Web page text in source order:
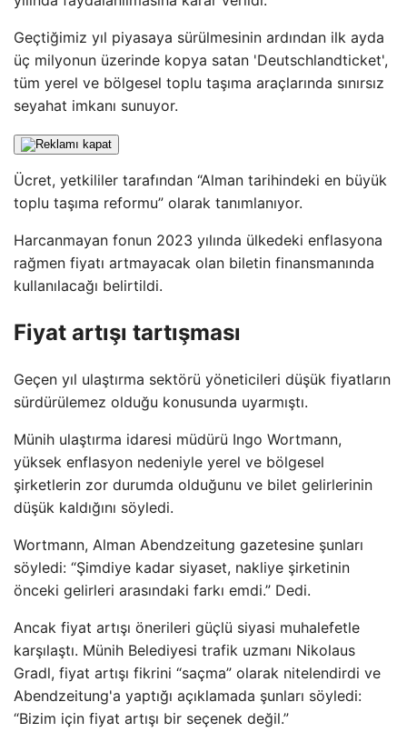
Geçtiğimiz yıl piyasaya sürülmesinin ardından ilk ayda
üç milyonun üzerinde kopya satan 'Deutschlandticket',
tüm yerel ve bölgesel toplu taşıma araçlarında sınırsız
seyahat imkanı sunuyor.
Ücret, yetkililer tarafından “Alman tarihindeki en büyük
toplu taşıma reformu” olarak tanımlanıyor.
Harcanmayan fonun 2023 yılında ülkedeki enflasyona
rağmen fiyatı artmayacak olan biletin finansmanında
kullanılacağı belirtildi.
Fiyat artışı tartışması
Geçen yıl ulaştırma sektörü yöneticileri düşük fiyatların
sürdürülemez olduğu konusunda uyarmıştı.
Münih ulaştırma idaresi müdürü Ingo Wortmann,
yüksek enflasyon nedeniyle yerel ve bölgesel
şirketlerin zor durumda olduğunu ve bilet gelirlerinin
düşük kaldığını söyledi.
Wortmann, Alman Abendzeitung gazetesine şunları
söyledi: “Şimdiye kadar siyaset, nakliye şirketinin
önceki gelirleri arasındaki farkı emdi.” Dedi.
Ancak fiyat artışı önerileri güçlü siyasi muhalefetle
karşılaştı. Münih Belediyesi trafik uzmanı Nikolaus
Gradl, fiyat artışı fikrini “saçma” olarak nitelendirdi ve
Abendzeitung'a yaptığı açıklamada şunları söyledi:
“Bizim için fiyat artışı bir seçenek değil.”